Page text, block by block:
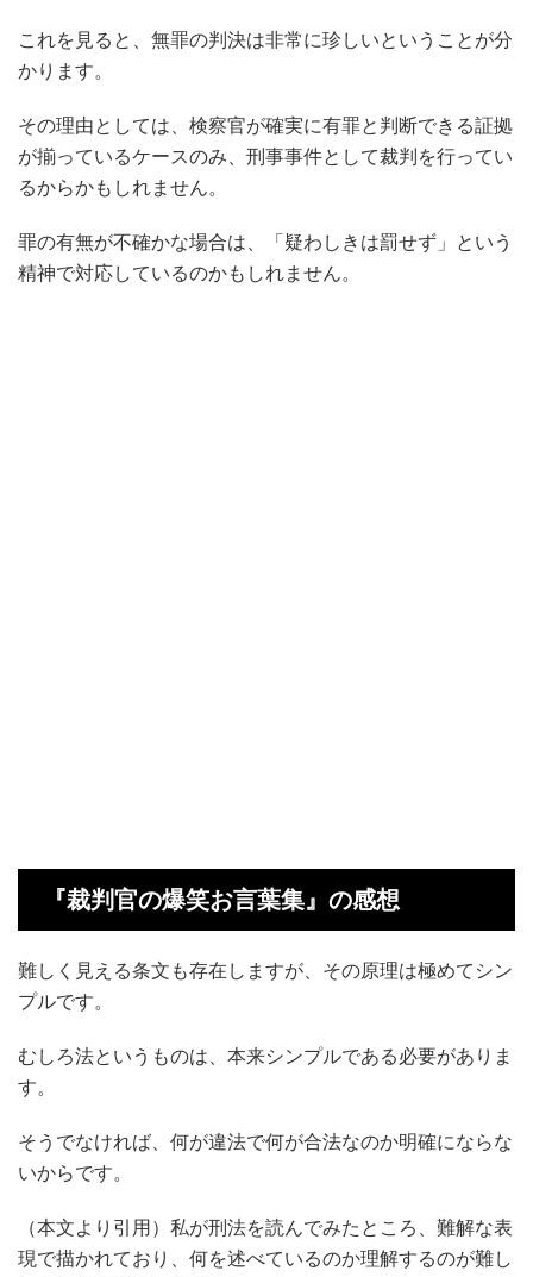
これを見ると、無罪の判決は非常に珍しいということが分
かります。
その理由としては、検察官が確実に有罪と判断できる証拠
が揃っているケースのみ、刑事事件として裁判を行ってい
るからかもしれません。
罪の有無が不確かな場合は、「疑わしきは罰せず」という
精神で対応しているのかもしれません。
『裁判官の爆笑お言葉集』の感想
難しく見える条文も存在しますが、その原理は極めてシン
プルです。
むしろ法というものは、本来シンプルである必要がありま
す。
そうでなければ、何が違法で何が合法なのか明確にならな
いからです。
（本文より引用）私が刑法を読んでみたところ、難解な表
現で描かれており、何を述べているのか理解するのが難し